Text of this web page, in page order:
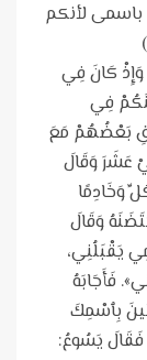
باسمى لأنكم
وَإِذْ كَانَ فِي
فِي
بَعْضُهُمْ مَعَ
عَشَرَ وَقَالَ
وَخَادِمًا
وَقَالَ
يَقْبَلُنِي،
فَأَجَابَهُ
بِٱسْمِكَ
فَقَالَ يَسُوعُ: